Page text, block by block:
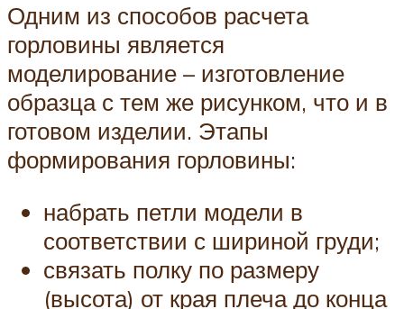
Одним из способов расчета
горловины является
моделирование – изготовление
образца с тем же рисунком, что и в
готовом изделии. Этапы
формирования горловины:
набрать петли модели в
соответствии с шириной груди;
связать полку по размеру
(высота) от края плеча до конца